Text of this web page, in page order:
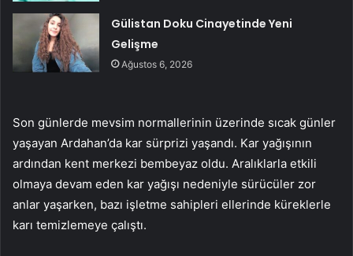
Gülistan Doku Cinayetinde Yeni
Gelişme
Ağustos 6, 2026
Son günlerde mevsim normallerinin üzerinde sıcak günler
yaşayan Ardahan’da kar sürprizi yaşandı. Kar yağışının
ardından kent merkezi bembeyaz oldu. Aralıklarla etkili
olmaya devam eden kar yağışı nedeniyle sürücüler zor
anlar yaşarken, bazı işletme sahipleri ellerinde küreklerle
karı temizlemeye çalıştı.